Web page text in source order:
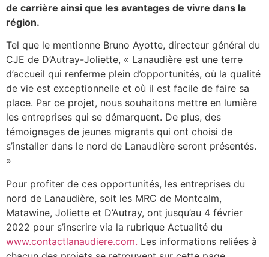
de carrière ainsi que les avantages de vivre dans la
région.
Tel que le mentionne Bruno Ayotte, directeur général du
CJE de D’Autray-Joliette, « Lanaudière est une terre
d’accueil qui renferme plein d’opportunités, où la qualité
de vie est exceptionnelle et où il est facile de faire sa
place. Par ce projet, nous souhaitons mettre en lumière
les entreprises qui se démarquent. De plus, des
témoignages de jeunes migrants qui ont choisi de
s’installer dans le nord de Lanaudière seront présentés.
»
Pour profiter de ces opportunités, les entreprises du
nord de Lanaudière, soit les MRC de Montcalm,
Matawine, Joliette et D’Autray, ont jusqu’au 4 février
2022 pour s’inscrire via la rubrique Actualité du
www.contactlanaudiere.com. Les informations reliées à